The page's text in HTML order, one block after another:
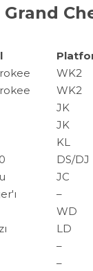
Grand
WK2
WK2
JK
JK
KL
DS/DJ
JC
–
WD
LD
–
–